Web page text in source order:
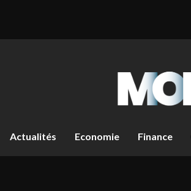
Actualités Economie Finance